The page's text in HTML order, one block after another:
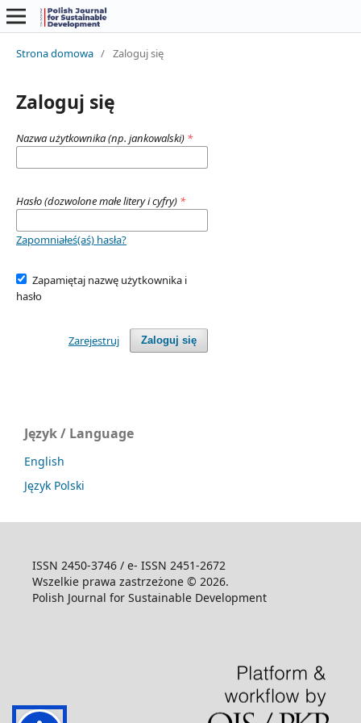
Strona domowa / Zaloguj się
Zaloguj się
Nazwa użytkownika (np. jankowalski) *
Hasło (dozwolone małe litery i cyfry) *
Zapomniałeś(aś) hasła?
Zapamiętaj nazwę użytkownika i
hasło
Zaloguj się
Zarejestruj
Język / Language
English
Język Polski
ISSN 2450-3746 / e- ISSN 2451-2672
Wszelkie prawa zastrzeżone © 2026.
Polish Journal for Sustainable Development